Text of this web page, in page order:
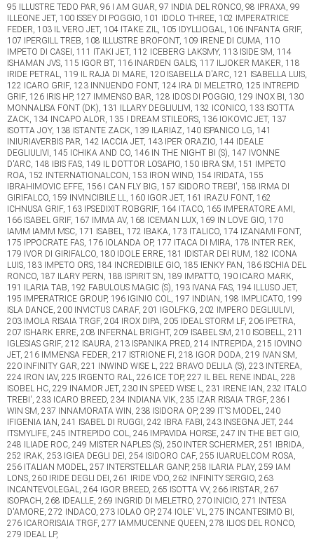
95 ILLUSTRE TEDO PAR, 96 I AM GUAR, 97 INDIA DEL RONCO, 98 IPRAXA, 99
ILLEONE JET, 100 ISSEY DI POGGIO, 101 IDOLO THREE, 102 IMPERATRICE
FEDER, 103 IL VERO JET, 104 ITAKE ZIL, 105 IDYLLIOGAL, 106 INFANTA GRIF,
107 IPERGILL TREB, 108 ILLUSTRE BROFONT, 109 IRENE DI CUMA, 110
IMPETO DI CASEI, 111 ITAKI JET, 112 ICEBERG LAKSMY, 113 ISIDE SM, 114
ISHAMAN JVS, 115 IGOR BT, 116 INARDEN GALIS, 117 ILJOKER MAKER, 118
IRIDE PETRAL, 119 IL RAJA DI MARE, 120 ISABELLA D'ARC, 121 ISABELLA LUIS,
122 ICARO GRIF, 123 INNUENDO FONT, 124 IRA DI MELETRO, 125 INTREPID
GRIF, 126 IRIS HP, 127 IMMENSO BAR, 128 IDOS DI POGGIO, 129 INOX BI, 130
MONNALISA FONT (DK), 131 ILLARY DEGLIULIVI, 132 ICONICO, 133 ISOTTA
ZACK, 134 INCAPO ALOR, 135 I DREAM STILEORS, 136 IOKOVIC JET, 137
ISOTTA JOY, 138 ISTANTE ZACK, 139 ILARIAZ, 140 ISPANICO LG, 141
INIURIAVERBIS PAR, 142 IACCIA JET, 143 IPER ORAZIO, 144 IDEALE
DEGLIULIVI, 145 ICHIKA AND CO, 146 IN THE NIGHT BI (S), 147 IVONNE
D'ARC, 148 IBIS FAS, 149 IL DOTTOR LOSAPIO, 150 IBRA SM, 151 IMPETO
ROA, 152 INTERNATIONALCON, 153 IRON WIND, 154 IRIDATA, 155
IBRAHIMOVIC EFFE, 156 I CAN FLY BIG, 157 ISIDORO TREBI', 158 IRMA DI
GIRIFALCO, 159 INVINCIBILE LL, 160 IGOR JET, 161 IRAZU FONT, 162
ICHNUSA GRIF, 163 IPSEDIXIT ROBGRIF, 164 ITACO, 165 IMPERATORE AMI,
166 ISABEL GRIF, 167 IMMA AV, 168 ICEMAN LUX, 169 IN LOVE GIO, 170
IAMM IAMM MSC, 171 ISABEL, 172 IBAKA, 173 ITALICO, 174 IZANAMI FONT,
175 IPPOCRATE FAS, 176 IOLANDA OP, 177 ITACA DI MIRA, 178 INTER REK,
179 IVOR DI GIRIFALCO, 180 IDOLE ERRE, 181 IDISTAR DEI RUM, 182 ICONA
LUIS, 183 IMPETO ORS, 184 INCREDIBILE GIO, 185 IENKY PAN, 186 ISCHIA DEL
RONCO, 187 ILARY PERN, 188 ISPIRIT SN, 189 IMPATTO, 190 ICARO MARK,
191 ILARIA TAB, 192 FABULOUS MAGIC (S), 193 IVANA FAS, 194 ILLUSO JET,
195 IMPERATRICE GROUP, 196 IGINIO COL, 197 INDIAN, 198 IMPLICATO, 199
ISLA DANCE, 200 INVICTUS CARAF, 201 IGOLFKG, 202 IMPERO DEGLIULIVI,
203 IMOLA RISAIA TRGF, 204 IROX DIPA, 205 IDEAL STORM LF, 206 IPETRA,
207 ISHARK ERRE, 208 INFERNAL BRIGHT, 209 ISABEL SM, 210 ISOBELL, 211
IGLESIAS GRIF, 212 ISAURA, 213 ISPANIKA PRED, 214 INTREPIDA, 215 IOVINO
JET, 216 IMMENSA FEDER, 217 ISTRIONE FI, 218 IGOR DODA, 219 IVAN SM,
220 INFINITY GAR, 221 INWIND WISE L, 222 BRAVO DELILA (S), 223 INTEREA,
224 IRON IAV, 225 IRGENTO RAL, 226 ICE TOP, 227 IL BEL RENE INDAL, 228
ISOBEL HC, 229 INAMOR JET, 230 IN SPEED WISE L, 231 IRENE IAN, 232 ITALO
TREBI', 233 ICARO BREED, 234 INDIANA VIK, 235 IZAR RISAIA TRGF, 236 I
WIN SM, 237 INNAMORATA WIN, 238 ISIDORA OP, 239 IT'S MODEL, 240
IFIGENIA IAN, 241 ISABEL DI RUGGI, 242 IBRA FABI, 243 INSEGNA JET, 244
ITSMYLIFE, 245 INTREPIDO COL, 246 IMPAVIDA HORSE, 247 IN THE BET GIO,
248 ILIADE ROC, 249 MISTER NAPLES (S), 250 INTER SCHERMER, 251 IBRIDA,
252 IRAK, 253 IGIEA DEGLI DEI, 254 ISIDORO CAF, 255 IUARUELCOM ROSA,
256 ITALIAN MODEL, 257 INTERSTELLAR GANP, 258 ILARIA PLAY, 259 IAM
LONS, 260 IRIDE DEGLI DEI, 261 IRIDE VDO, 262 INFINITY SERGIO, 263
INCANTEVOLEGAL, 264 IGOR BREED, 265 ISOTTA VV, 266 IRISTAR, 267
ISOPACH, 268 IDEALLE, 269 INGRID DI MELETRO, 270 INICIO, 271 INTESA
D'AMORE, 272 INDACO, 273 IOLAO OP, 274 IOLE' VL, 275 INCANTESIMO BI,
276 ICARORISAIA TRGF, 277 IAMMUCENNE QUEEN, 278 ILIOS DEL RONCO,
279 IDEAL LP,